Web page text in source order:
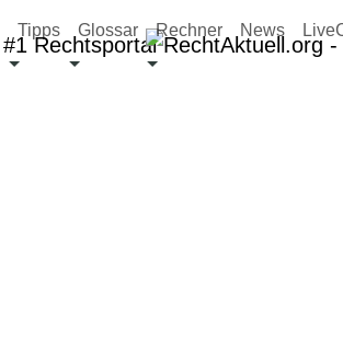
Tipps Glossar Rechner News